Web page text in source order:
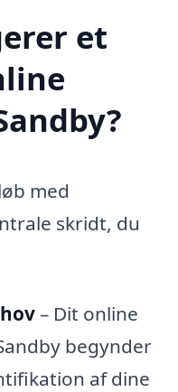
et
med
skridt, du
– Dit online
begynder
af dine